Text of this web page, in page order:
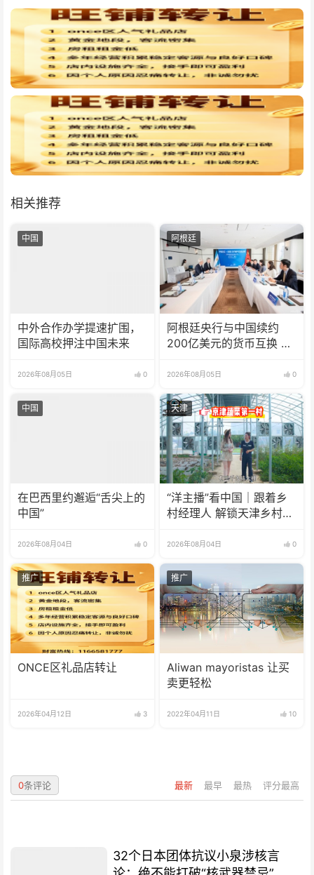
相关推荐
中国
中外合作办学提速扩围，
国际高校押注中国未来
2026年08月05日 0
阿根廷
阿根廷央行与中国续约
200亿美元的货币互换 有
2026年08月05日 0
中国
在巴西里约邂逅“舌尖上的
中国”
2026年08月04日 0
天津
“洋主播”看中国｜跟着乡
村经理人 解锁天津乡村振
2026年08月04日 0
推广
ONCE区礼品店转让
2026年04月12日 3
推广
Aliwan mayoristas 让买
卖更轻松
2022年04月11日 10
最新 最早 最热 评分最高
0条评论
32个日本团体抗议小泉涉核言